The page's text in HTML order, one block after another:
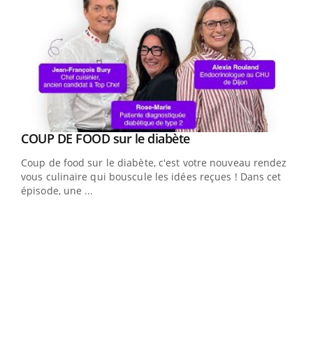
Youtube
COUP DE FOOD sur le diabèteYoutube
Coup de food sur le diabète, c'est votre nouveau rendez-
vous culinaire qui bouscule les idées reçues ! Dans cet
épisode, une ...